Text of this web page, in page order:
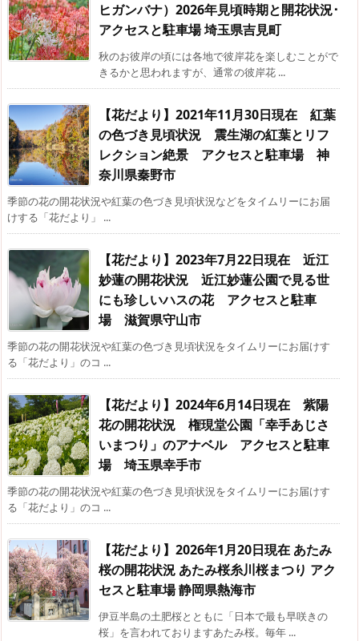
ヒガンバナ）2026年見頃時期と開花状況･
アクセスと駐車場 埼玉県吉見町
秋のお彼岸の頃には各地で彼岸花を楽しむことがで
きるかと思われますが、通常の彼岸花 ...
【花だより】2021年11月30日現在 紅葉
の色づき見頃状況 震生湖の紅葉とリフ
レクション絶景 アクセスと駐車場 神
奈川県秦野市
季節の花の開花状況や紅葉の色づき見頃状況などをタイムリーにお届
けする「花だより」 ...
【花だより】2023年7月22日現在 近江
妙蓮の開花状況 近江妙蓮公園で見る世
にも珍しいハスの花 アクセスと駐車
場 滋賀県守山市
季節の花の開花状況や紅葉の色づき見頃状況をタイムリーにお届けす
る「花だより」のコ ...
【花だより】2024年6月14日現在 紫陽
花の開花状況 権現堂公園「幸手あじさ
いまつり」のアナベル アクセスと駐車
場 埼玉県幸手市
季節の花の開花状況や紅葉の色づき見頃状況をタイムリーにお届けす
る「花だより」のコ ...
【花だより】2026年1月20日現在 あたみ
桜の開花状況 あたみ桜糸川桜まつり アク
セスと駐車場 静岡県熱海市
伊豆半島の土肥桜とともに「日本で最も早咲きの
桜」を言われておりますあたみ桜。毎年 ...